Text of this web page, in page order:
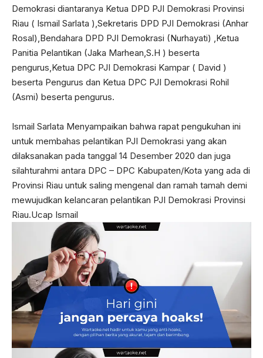
Demokrasi diantaranya Ketua DPD PJI Demokrasi Provinsi
Riau ( Ismail Sarlata ),Sekretaris DPD PJI Demokrasi (Anhar
Rosal),Bendahara DPD PJI Demokrasi (Nurhayati) ,Ketua
Panitia Pelantikan (Jaka Marhean,S.H ) beserta
pengurus,Ketua DPC PJI Demokrasi Kampar ( David )
beserta Pengurus dan Ketua DPC PJI Demokrasi Rohil
(Asmi) beserta pengurus.
Ismail Sarlata Menyampaikan bahwa rapat pengukuhan ini
untuk membahas pelantikan PJI Demokrasi yang akan
dilaksanakan pada tanggal 14 Desember 2020 dan juga
silahturahmi antara DPC – DPC Kabupaten/Kota yang ada di
Provinsi Riau untuk saling mengenal dan ramah tamah demi
mewujudkan kelancaran pelantikan PJI Demokrasi Provinsi
Riau.Ucap Ismail